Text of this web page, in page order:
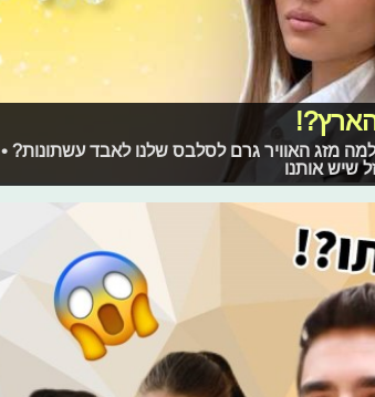
מזג האוויר גרם לסלבס שלנו לאבד עשתונות? •
שיש אותנו